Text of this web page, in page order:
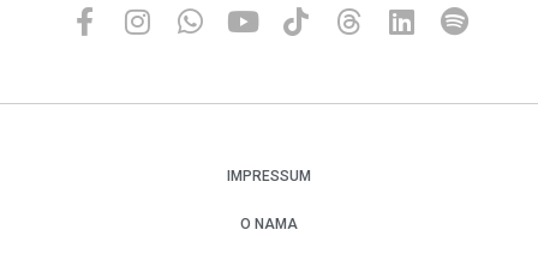
IMPRESSUM
O NAMA